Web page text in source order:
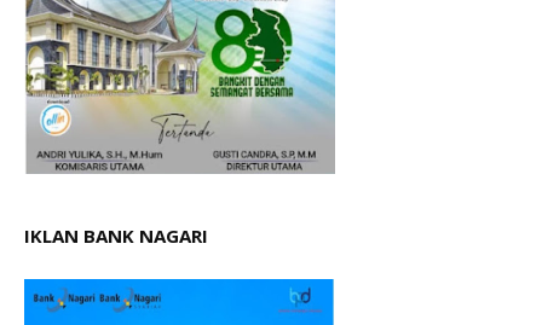
IKLAN BANK NAGARI